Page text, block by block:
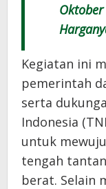
Kegiatan ini
pemerintah
serta
Indonesia
untuk
tengah
berat. Selain